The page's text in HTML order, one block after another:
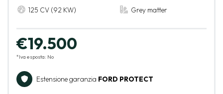
125 CV (92 KW)
Grey matter
€19.500
*Iva esposta: No
Estensione garanzia FORD PROTECT